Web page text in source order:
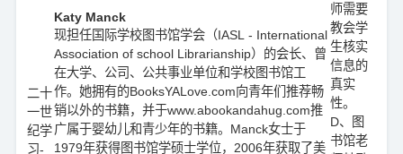
二十
一世
纪学
习-
Katy Manck
现担任国际学校图书馆学会（IASL - International
Association of school Librarianship）的会长、曾
在大学、公司、公共事业单位和学校图书馆工
作。她拥有的BooksYALove.com向青年们推荐畅
销以外的书籍，并于www.abookandahug.com推
广属于婴幼儿和青少年的书籍。Manck女士于
1979年获得图书馆学硕士学位，2006年获取了美
师需要
教会学
生核实
信息的
真实
性。
D、图
书馆老